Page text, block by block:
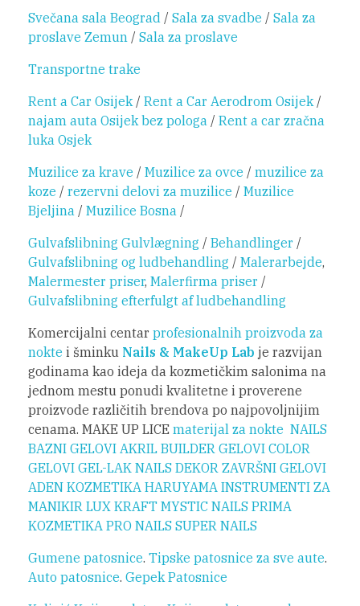
Svečana sala Beograd / Sala za svadbe / Sala za
proslave Zemun / Sala za proslave
Transportne trake
Rent a Car Osijek/ Rent a Car Aerodrom Osijek/
najam auta Osijek bez pologa / Rent a car zračna
luka Osjek
Muzilice za krave / Muzilice za ovce / muzilice za
koze / rezervni delovi za muzilice / Muzilice
Bjeljina / Muzilice Bosna /
Gulvafslibning Gulvlægning / Behandlinger /
Gulvafslibning og ludbehandling / Malerarbejde,
Malermester priser, Malerfirma priser /
Gulvafslibning efterfulgt af ludbehandling
Komercijalni centar profesionalnih proizvoda za
nokte i šminku Nails & MakeUp Lab je razvijan
godinama kao ideja da kozmetičkim salonima na
jednom mestu ponudi kvalitetne i proverene
proizvode različitih brendova po najpovoljnijim
cenama. MAKE UP LICE materijal za nokte NAILS
BAZNI GELOVI AKRIL BUILDER GELOVI COLOR
GELOVI GEL-LAK NAILS DEKOR ZAVRŠNI GELOVI
ADEN KOZMETIKA HARUYAMA INSTRUMENTI ZA
MANIKIR LUX KRAFT MYSTIC NAILS PRIMA
KOZMETIKA PRO NAILS SUPER NAILS
Gumene patosnice. Tipske patosnice za sve aute.
Auto patosnice. Gepek Patosnice